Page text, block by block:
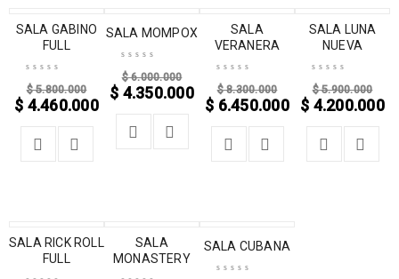
-23%
SALA GABINO
FULL
$5.800.000
$ 4.460.000
-27%
SALA MOMPOX
$6.000.000
$ 4.350.000
-22%SALA
VERANERA
$8.300.000
$ 6.450.000
-29%
SALA LUNA
NUEVA
$5.900.000
$ 4.200.000
-20%
SALA RICK ROLL
FULL
-27%SALA
MONASTERY
-28%
SALA CUBANA